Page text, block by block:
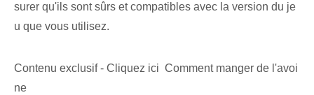
surer qu'ils sont sûrs et compatibles avec la version du je
u que vous utilisez.
Contenu exclusif - Cliquez ici Comment manger de l'avoi
ne